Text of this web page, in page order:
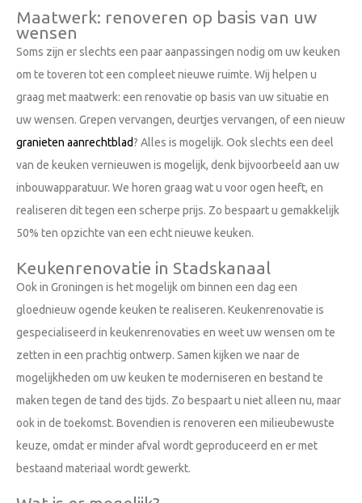
Maatwerk: renoveren op basis van uw
wensen
Soms zijn er slechts een paar aanpassingen nodig om uw keuken
om te toveren tot een compleet nieuwe ruimte. Wij helpen u
graag met maatwerk: een renovatie op basis van uw situatie en
uw wensen. Grepen vervangen, deurtjes vervangen, of een nieuw
granieten aanrechtblad? Alles is mogelijk. Ook slechts een deel
van de keuken vernieuwen is mogelijk, denk bijvoorbeeld aan uw
inbouwapparatuur. We horen graag wat u voor ogen heeft, en
realiseren dit tegen een scherpe prijs. Zo bespaart u gemakkelijk
50% ten opzichte van een echt nieuwe keuken.
Keukenrenovatie in Stadskanaal
Ook in Groningen is het mogelijk om binnen een dag een
gloednieuw ogende keuken te realiseren. Keukenrenovatie is
gespecialiseerd in keukenrenovaties en weet uw wensen om te
zetten in een prachtig ontwerp. Samen kijken we naar de
mogelijkheden om uw keuken te moderniseren en bestand te
maken tegen de tand des tijds. Zo bespaart u niet alleen nu, maar
ook in de toekomst. Bovendien is renoveren een milieubewuste
keuze, omdat er minder afval wordt geproduceerd en er met
bestaand materiaal wordt gewerkt.